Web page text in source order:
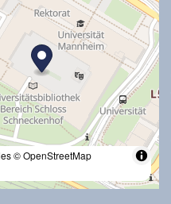
© OpenStreetMap